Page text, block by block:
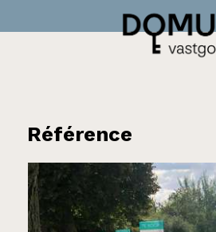
Référence